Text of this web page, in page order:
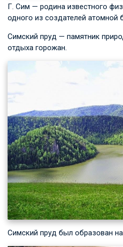
Г. Сим — родина известного
одного из создателей атомной
Симский пруд — памятник
отдыха горожан.
Симский пруд был образован